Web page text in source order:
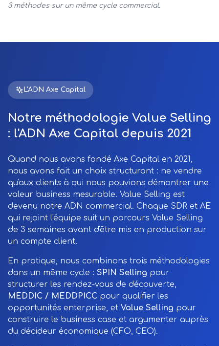
3 méthodes sur un même cycle commercial.
L'ADN Axe Capital
Notre méthodologie Value Selling
: l'ADN Axe Capital depuis 2021
Quand nous avons fondé Axe Capital en 2021,
nous avons fait un choix structurant : ne vendre
qu'aux clients à qui nous pouvions démontrer une
valeur business mesurable. Value Selling est
devenu notre ADN commercial. Chaque SDR et AE
qui rejoint l'équipe suit un parcours Value Selling
de 3 semaines avant d'être mis en production sur
un compte client.
En pratique, nous combinons trois méthodologies
dans un même cycle : SPIN Selling pour
structurer les rendez-vous de découverte,
MEDDIC / MEDDPICC pour qualifier les
opportunités enterprise, et Value Selling pour
construire le business case et argumenter auprès
du décideur économique (CFO, CEO).